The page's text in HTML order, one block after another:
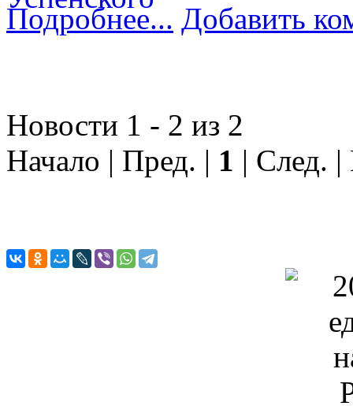
Подробнее... Добавить
Новости 1 - 2 из 2
Начало | Пред. | 1 | След.